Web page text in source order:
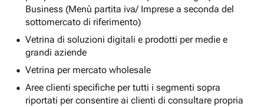
Business (Menù partita iva/ Imprese a seconda del
sottomercato di riferimento)
Vetrina di soluzioni digitali e prodotti per medie e
grandi aziende
Vetrina per mercato wholesale
Aree clienti specifiche per tutti i segmenti sopra
riportati per consentire ai clienti di consultare propria